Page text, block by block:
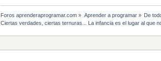
Foros aprenderaprogramar.com » Aprender a programar» De
Ciertas verdades, ciertas ternuras... La infancia es el lugar al que